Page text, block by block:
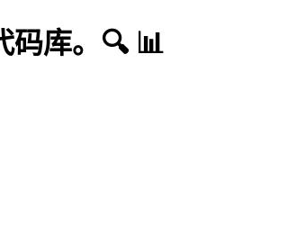
码库。🔍 📊